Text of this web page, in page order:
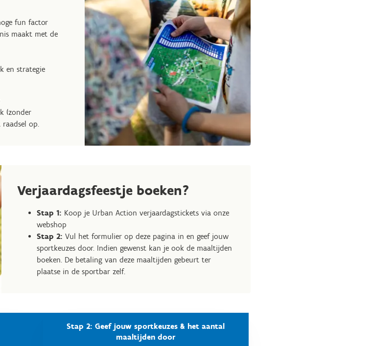
fun factor
maakt met de
en strategie
(zonder
raadsel op.
Verjaardagsfeestje boeken?
Stap 1: Koop je Urban Action verjaardagstickets via onze
webshop
Stap 2: Vul het formulier op deze pagina in en geef jouw
sportkeuzes door. Indien gewenst kan je ook de maaltijden
boeken. De betaling van deze maaltijden gebeurt ter
plaatse in de sportbar zelf.
Stap 2: Geef jouw sportkeuzes & het aantal
maaltijden door